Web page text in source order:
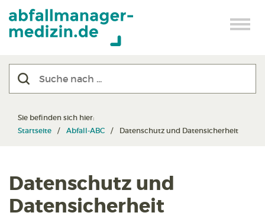
Sie befinden sich hier:
Startseite
Abfall-ABC Datenschutz und Datensicherheit
Datenschutz und
Datensicherheit